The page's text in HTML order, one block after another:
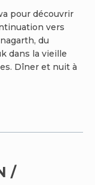
pour découvrir
vers
du
dans la vieille
Dîner et nuit à
/